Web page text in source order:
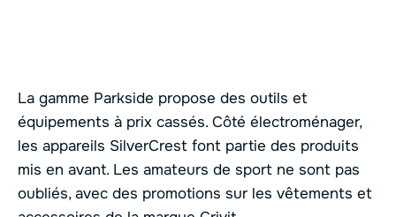
La gamme Parkside propose des outils et
équipements à prix cassés. Côté électroménager,
les appareils SilverCrest font partie des produits
mis en avant. Les amateurs de sport ne sont pas
oubliés, avec des promotions sur les vêtements et